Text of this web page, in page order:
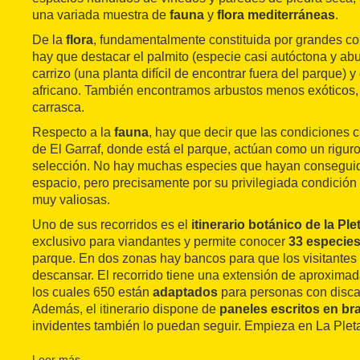
una variada muestra de fauna y flora mediterráneas.
De la flora, fundamentalmente constituida por grandes
hay que destacar el palmito (especie casi autóctona y
carrizo (una planta difícil de encontrar fuera del parque)
africano. También encontramos arbustos menos
carrasca.
Respecto a la fauna, hay que decir que las condiciones
de El Garraf, donde está el parque, actúan como un
selección. No hay muchas especies que hayan
espacio, pero precisamente por su privilegiada
muy valiosas.
Uno de sus recorridos es el itinerario botánico de la
exclusivo para viandantes y permite conocer 33 especies
parque. En dos zonas hay bancos para que los
descansar. El recorrido tiene una extensión de
los cuales 650 están adaptados para personas con
Además, el itinerario dispone de paneles escritos en
invidentes también lo puedan seguir. Empieza en La